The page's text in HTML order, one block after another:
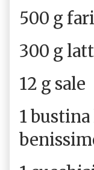
500 g
300 g
12 g sale
1